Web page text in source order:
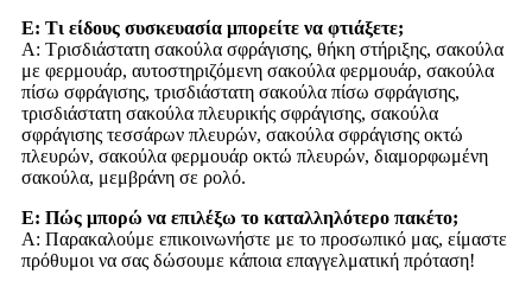
Ε: Τι είδους συσκευασία μπορείτε να φτιάξετε;
Α: Τρισδιάστατη σακούλα σφράγισης, θήκη στήριξης, σακούλα
με φερμουάρ, αυτοστηριζόμενη σακούλα φερμουάρ, σακούλα
πίσω σφράγισης, τρισδιάστατη σακούλα πίσω σφράγισης,
τρισδιάστατη σακούλα πλευρικής σφράγισης, σακούλα
σφράγισης τεσσάρων πλευρών, σακούλα σφράγισης οκτώ
πλευρών, σακούλα φερμουάρ οκτώ πλευρών, διαμορφωμένη
σακούλα, μεμβράνη σε ρολό.
Ε: Πώς μπορώ να επιλέξω το καταλληλότερο πακέτο;
Α: Παρακαλούμε επικοινωνήστε με το προσωπικό μας, είμαστε
πρόθυμοι να σας δώσουμε κάποια επαγγελματική πρόταση!